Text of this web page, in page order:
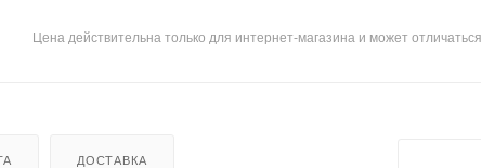
Цена действительна только для интернет-магазина и может
ДОСТАВКА